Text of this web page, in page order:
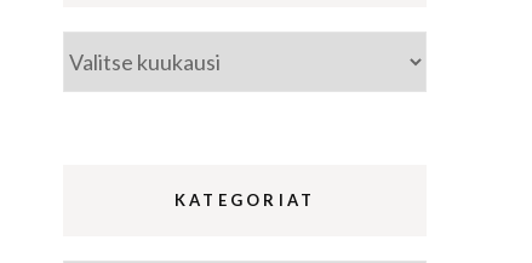
Arkistot
KATEGORIAT